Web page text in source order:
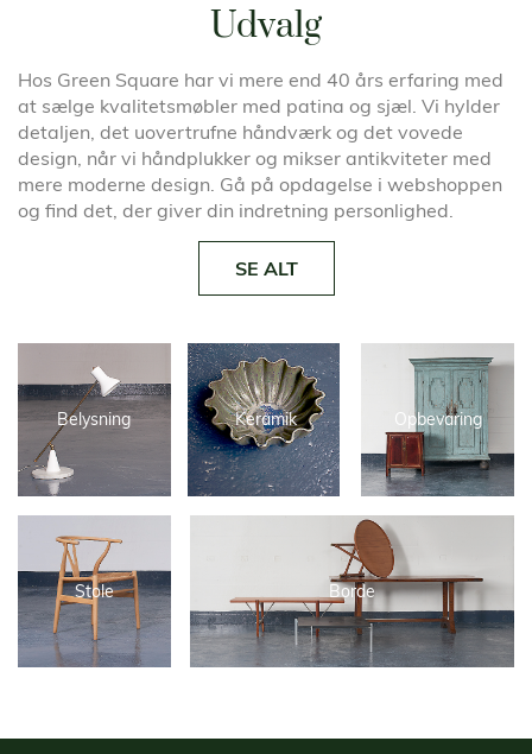
Belysning Keramik Opbevaring
Stole Borde
Udvalg
Hos Green Square har vi mere end 40 års erfaring med
at sælge kvalitetsmøbler med patina og sjæl. Vi hylder
detaljen, det uovertrufne håndværk og det vovede
design, når vi håndplukker og mikser antikviteter med
mere moderne design. Gå på opdagelse i webshoppen
og find det, der giver din indretning personlighed.
SE ALT